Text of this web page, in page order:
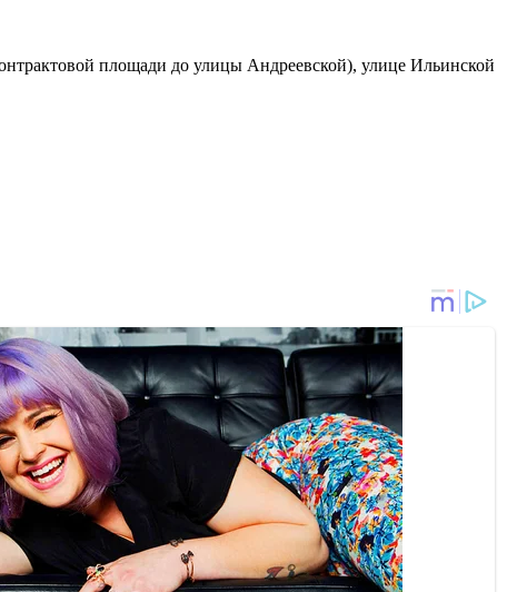
площади до улицы Андреевской), улице Ильинской